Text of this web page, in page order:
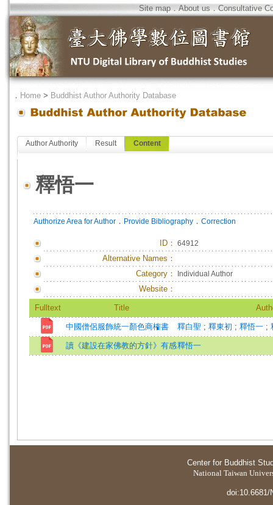
Site map．About us．Consultative
． Home > Buddhist Author Authority Database
Author Authority Result Content
釋悟一
Authorize Area for Author ． Provide Bibliography ． Correction
ID ： 64912
Alternative Names：
Category：
Individual Author
Website：
Fulltext Title
中國僧侶服飾統一顏色商榷書 釋白聖 ; 釋東初 ; 釋悟一 ;
讀《建設在家佛教的方針》有感釋悟一
Center for Buddhist
National Taiwan
doi:10.6681/